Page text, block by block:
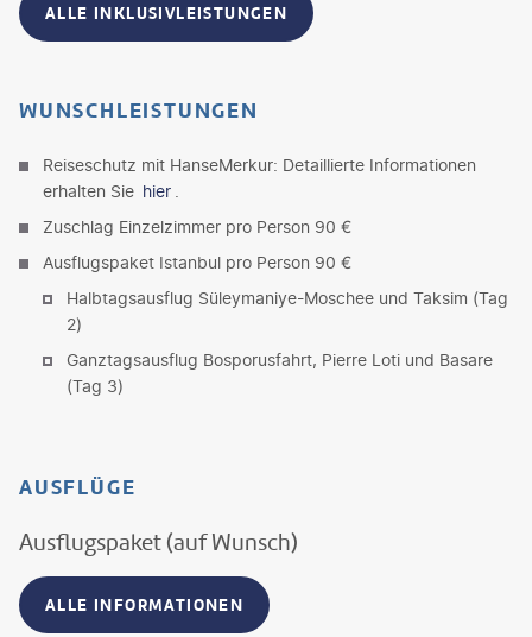
ALLE INKLUSIVLEISTUNGEN
WUNSCHLEISTUNGEN
Reiseschutz mit HanseMerkur: Detaillierte Informationen
erhalten Sie hier
Zuschlag Einzelzimmer pro Person 90 €
Ausflugspaket Istanbul pro Person 90 €
Halbtagsausflug Süleymaniye-Moschee und Taksim (Tag
2)
Ganztagsausflug Bosporusfahrt, Pierre Loti und Basare
(Tag 3)
AUSFLÜGE
Ausflugspaket (auf Wunsch)
ALLE INFORMATIONEN